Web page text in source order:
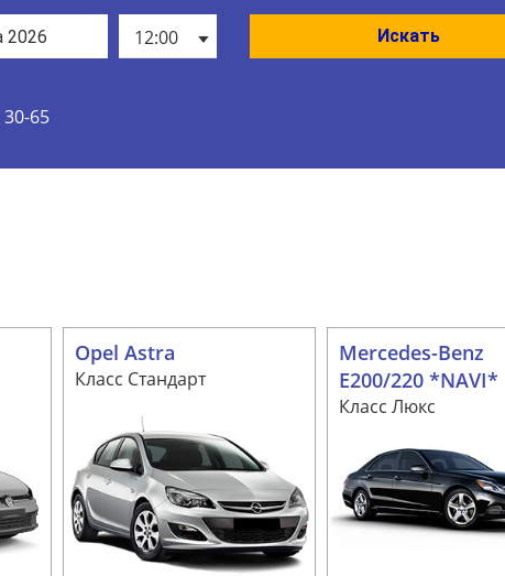
12:00
Искать
65
Opel Astra
Класс Стандарт
Mercedes-Benz
E200/220 *NAVI*
Класс Люкс